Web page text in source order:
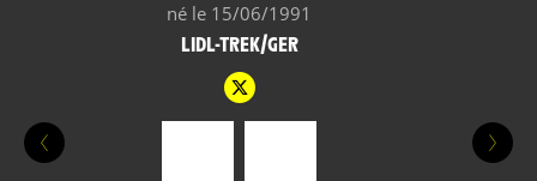
né le 15/06/1991
LIDL-TREK/GER